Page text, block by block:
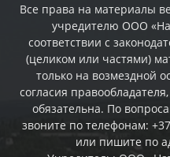
Все права на материалы
учредителю ООО
соответствии с
(целиком или частями)
только на возмездной
согласия
обязательна. По
звоните по телефонам:
или пишите по